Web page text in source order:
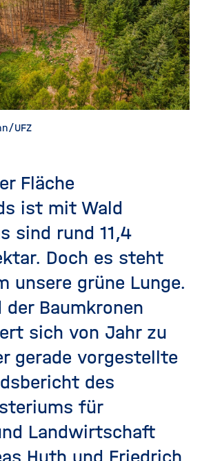
UFZ
Fläche
ist mit Wald
sind rund 11,4
Doch es steht
unsere grüne Lunge.
der Baumkronen
sich von Jahr zu
gerade vorgestellte
des
für
Landwirtschaft
Huth und Friedrich